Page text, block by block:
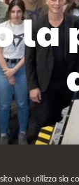
web utilizza sia